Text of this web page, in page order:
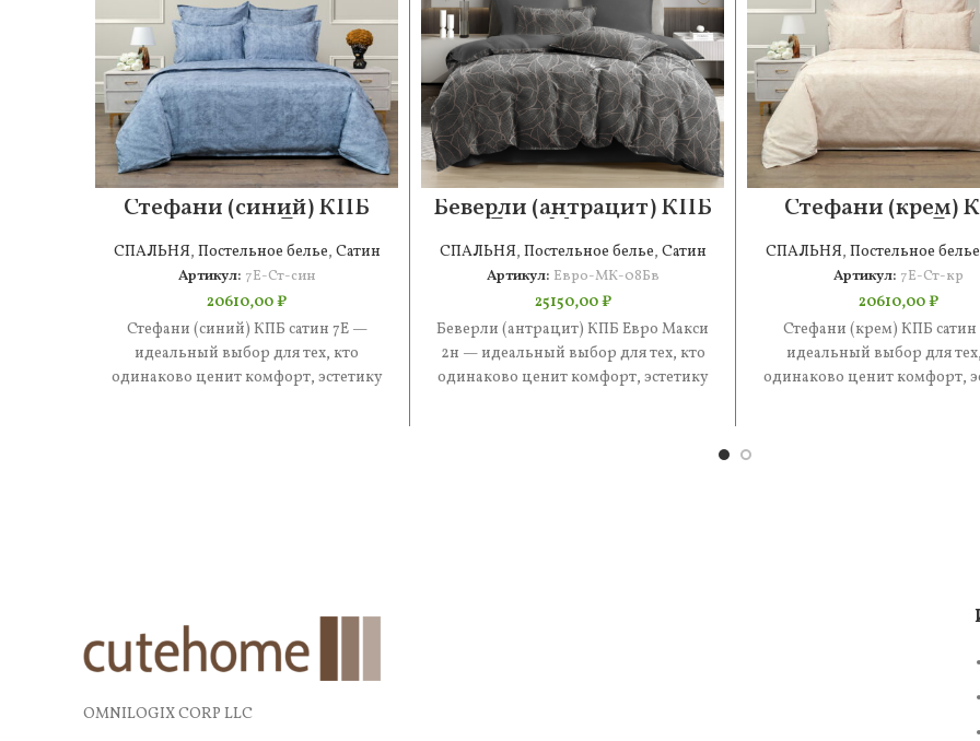
Стефани (синий) КПБ
сатин 7Е
СПАЛЬНЯ, Постельное белье, Сатин
Артикул: 7Е-Ст-син
20610,00₽
Стефани (синий) КПБ сатин 7Е —
идеальный выбор для тех, кто
одинаково ценит комфорт, эстетику
Беверли (антрацит) КПБ
Евро Макси 2н
СПАЛЬНЯ, Постельное белье, Сатин
Артикул: Евро-МК-08Бв
25150,00₽
Беверли (антрацит) КПБ Евро Макси
2н — идеальный выбор для тех, кто
одинаково ценит комфорт, эстетику
Стефани (крем)
сатин 7Е
СПАЛЬНЯ, Постельное белье
Артикул: 7Е-Ст-кр
20610,00₽
Стефани (крем) КПБ
идеальный выбор для
одинаково ценит комфорт,
OMNILOGIX CORP LLC